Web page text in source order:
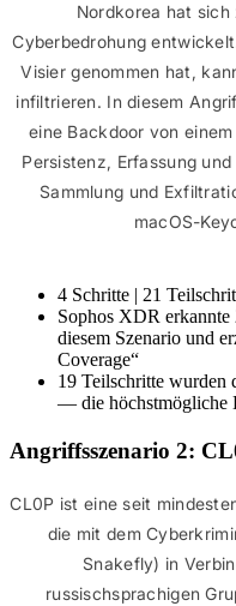
Nordkorea hat
Cyberbedrohung
Visier genommen hat,
infiltrieren. In diesem
eine Backdoor von
Persistenz, Erfassung
Sammlung und
macOS-
4 Schritte | 21
Sophos XDR
diesem Szenario und
Coverage“
19 Teilschritte wurden
— die höchstmögliche
Angriffsszenario 2:
CL0P ist eine seit
die mit dem
Snakefly) in
russischsprachigen